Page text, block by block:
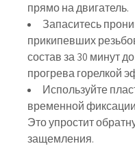
прямо на двигатель.
Запаситесь
прикипевших
состав за 30 минут
прогрева горелкой
Используйте
временной
Это упростит
защемления.